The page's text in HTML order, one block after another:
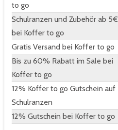
to go
Schulranzen und Zubehör ab 5€
bei Koffer to go
Gratis Versand bei Koffer to go
Bis zu 60% Rabatt im Sale bei
Koffer to go
12% Koffer to go Gutschein auf
Schulranzen
12% Gutschein bei Koffer to go